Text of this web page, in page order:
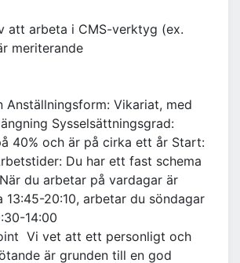
att arbeta i CMS-verktyg (ex.
meriterande
Anställningsform: Vikariat, med
Sysselsättningsgrad:
40% och är på cirka ett år Start:
Du har ett fast schema
du arbetar på vardagar är
13:45-20:10, arbetar du söndagar
14:00
Vi vet att ett personligt och
är grunden till en god